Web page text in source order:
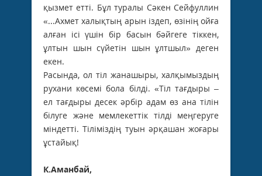
қызмет етті. Бұл туралы Сәкен Сейфуллин
«...Ахмет халықтың арын іздеп, өзінің ойға
алған ісі үшін бір басын бәйгеге тіккен,
ұлтын шын сүйетін шын ұлтшыл» деген
екен.
Расында, ол тіл жанашыры, халқымыздың
рухани көсемі бола білді. «Тіл тағдыры –
ел тағдыры десек әрбір адам өз ана тілін
білуге және мемлекеттік тілді меңгеруге
міндетті. Тіліміздің туын әрқашан жоғары
ұстайық!
К.Аманбай,